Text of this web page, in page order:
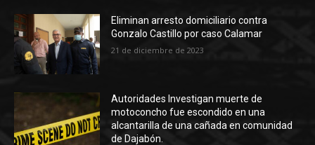
Eliminan arresto domiciliario contra
Gonzalo Castillo por caso Calamar
21 de diciembre de 2023
Autoridades Investigan muerte de
motoconcho fue escondido en una
alcantarilla de una cañada en comunidad
de Dajabón.